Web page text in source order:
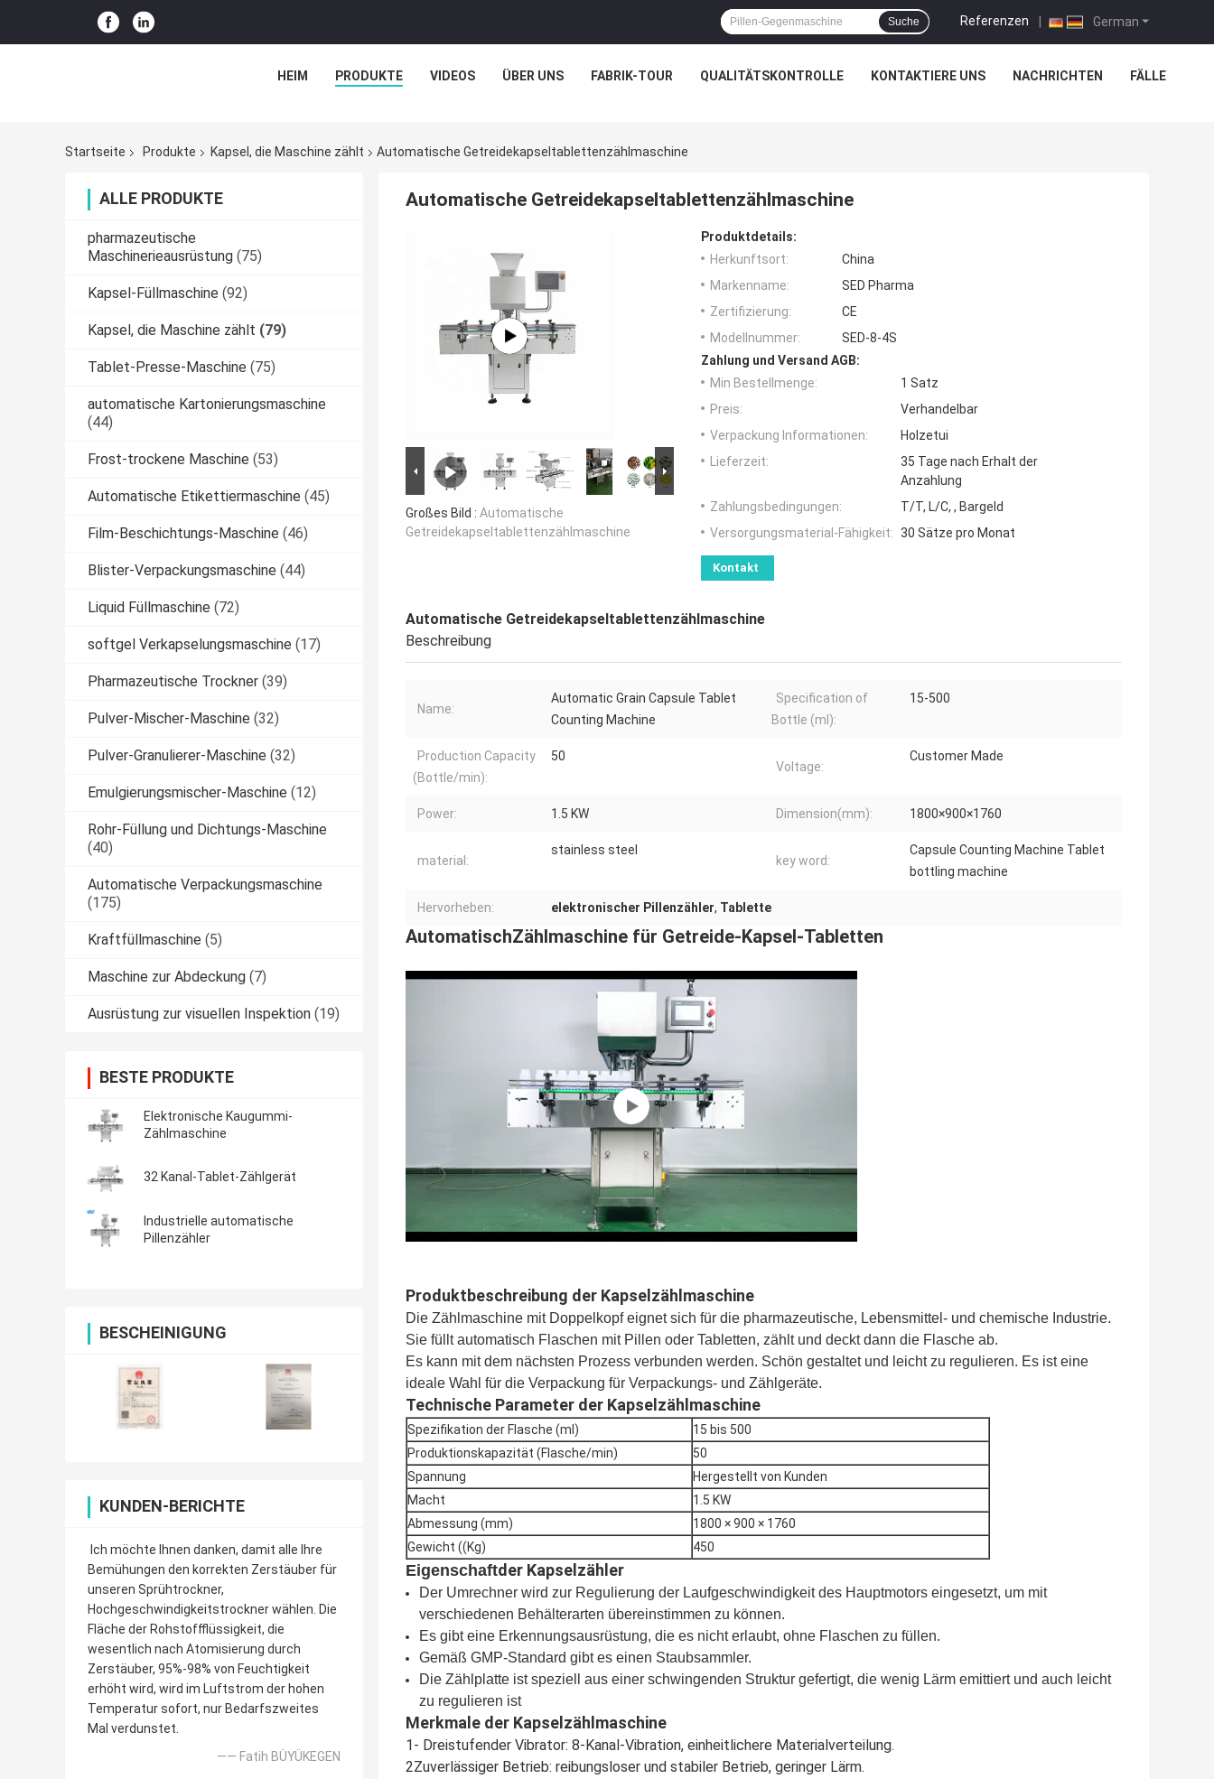
German
Referenzen |
Suche
HEIM PRODUKTE VIDEOS ÜBER UNS FABRIK-TOUR QUALITÄTSKONTROLLE KONTAKTIERE UNS NACHRICHTEN FÄLLE
Startseite Produkte Kapsel, die Maschine zählt Automatische Getreidekapseltablettenzählmaschine
ALLE PRODUKTE
pharmazeutische
Maschinerieausrüstung (75)
Kapsel-Füllmaschine (92)
Kapsel, die Maschine zählt (79)
Tablet-Presse-Maschine (75)
automatische Kartonierungsmaschine
(44)
Frost-trockene Maschine (53)
Automatische Etikettiermaschine (45)
Film-Beschichtungs-Maschine (46)
Blister-Verpackungsmaschine (44)
Liquid Füllmaschine (72)
softgel Verkapselungsmaschine (17)
Pharmazeutische Trockner (39)
Pulver-Mischer-Maschine (32)
Pulver-Granulierer-Maschine (32)
Emulgierungsmischer-Maschine (12)
Rohr-Füllung und Dichtungs-Maschine
(40)
Automatische Verpackungsmaschine
(175)
Kraftfüllmaschine (5)
Maschine zur Abdeckung (7)
Ausrüstung zur visuellen Inspektion (19)
BESTE PRODUKTE
Elektronische Kaugummi-
Zählmaschine
32 Kanal-Tablet-Zählgerät
Industrielle automatische
Pillenzähler
BESCHEINIGUNG
KUNDEN-BERICHTE
Ich möchte Ihnen danken, damit alle Ihre
Bemühungen den korrekten Zerstäuber für
unseren Sprühtrockner,
Hochgeschwindigkeitstrockner wählen. Die
Fläche der Rohstoffflüssigkeit, die
wesentlich nach Atomisierung durch
Zerstäuber, 95%-98% von Feuchtigkeit
erhöht wird, wird im Luftstrom der hohen
Temperatur sofort, nur Bedarfszweites
Mal verdunstet.
—— Fatih BÜYÜKEGEN
Automatische Getreidekapseltablettenzählmaschine
Großes Bild : Automatische
Getreidekapseltablettenzählmaschine
Produktdetails:
Herkunftsort:
China
Markenname:
SED Pharma
Zertifizierung:
CE
Modellnummer:
SED-8-4S
Zahlung und Versand AGB:
Min Bestellmenge:
1 Satz
Preis:
Verhandelbar
Verpackung Informationen:
Holzetui
Lieferzeit:
35 Tage nach Erhalt der
Anzahlung
Zahlungsbedingungen:
T/T, L/C, , Bargeld
Versorgungsmaterial-Fähigkeit: 30 Sätze pro Monat
Kontakt
Automatische Getreidekapseltablettenzählmaschine
Beschreibung
Name:
Automatic Grain Capsule Tablet
Counting Machine
Specification of
Bottle (ml):
15-500
Production Capacity
(Bottle/min):
50
Voltage:
Customer Made
Power: 1.5 KW Dimension(mm): 1800×900×1760
material:
stainless steel
key word:
Capsule Counting Machine Tablet
bottling machine
Hervorheben: elektronischer Pillenzähler, Tablette
AutomatischZählmaschine für Getreide-Kapsel-Tabletten
Produktbeschreibung der Kapselzählmaschine
Die Zählmaschine mit Doppelkopf eignet sich für die pharmazeutische, Lebensmittel- und chemische Industrie.
Sie füllt automatisch Flaschen mit Pillen oder Tabletten, zählt und deckt dann die Flasche ab.
Es kann mit dem nächsten Prozess verbunden werden. Schön gestaltet und leicht zu regulieren. Es ist eine
ideale Wahl für die Verpackung für Verpackungs- und Zählgeräte.
Technische Parameter der Kapselzählmaschine
Spezifikation der Flasche (ml)
15 bis 500
Produktionskapazität (Flasche/min)
50
Spannung
Hergestellt von Kunden
Macht
1.5 KW
Abmessung (mm)
1800 × 900 × 1760
Gewicht ((Kg)
450
Eigenschaftder Kapselzähler
Der Umrechner wird zur Regulierung der Laufgeschwindigkeit des Hauptmotors eingesetzt, um mit
verschiedenen Behälterarten übereinstimmen zu können.
Es gibt eine Erkennungsausrüstung, die es nicht erlaubt, ohne Flaschen zu füllen.
Gemäß GMP-Standard gibt es einen Staubsammler.
Die Zählplatte ist speziell aus einer schwingenden Struktur gefertigt, die wenig Lärm emittiert und auch leicht
zu regulieren ist
Merkmale der Kapselzählmaschine
1- Dreistufender Vibrator: 8-Kanal-Vibration, einheitlichere Materialverteilung.
2Zuverlässiger Betrieb: reibungsloser und stabiler Betrieb, geringer Lärm.